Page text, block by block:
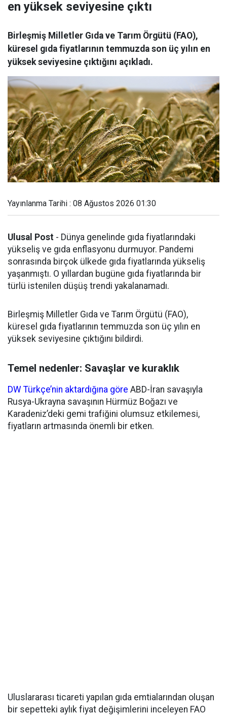
en yüksek seviyesine çıktı
Birleşmiş Milletler Gıda ve Tarım Örgütü (FAO),
küresel gıda fiyatlarının temmuzda son üç yılın en
yüksek seviyesine çıktığını açıkladı.
Yayınlanma Tarihi : 08 Ağustos 2026 01:30
Ulusal Post - Dünya genelinde gıda fiyatlarındaki
yükseliş ve gıda enflasyonu durmuyor. Pandemi
sonrasında birçok ülkede gıda fiyatlarında yükseliş
yaşanmıştı. O yıllardan bugüne gıda fiyatlarında bir
türlü istenilen düşüş trendi yakalanamadı.
Birleşmiş Milletler Gıda ve Tarım Örgütü (FAO),
küresel gıda fiyatlarının temmuzda son üç yılın en
yüksek seviyesine çıktığını bildirdi.
Temel nedenler: Savaşlar ve kuraklık
DW Türkçe’nin aktardığına göre ABD-İran savaşıyla
Rusya-Ukrayna savaşının Hürmüz Boğazı ve
Karadeniz’deki gemi trafiğini olumsuz etkilemesi,
fiyatların artmasında önemli bir etken.
Uluslararası ticareti yapılan gıda emtialarından oluşan
bir sepetteki aylık fiyat değişimlerini inceleyen FAO